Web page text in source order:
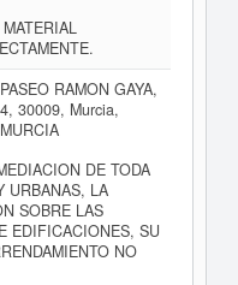
PASEO RAMON GAYA,
4, 30009, Murcia,
MURCIA
DE TODA
URBANAS, LA
SOBRE LAS
EDIFICACIONES, SU
NO